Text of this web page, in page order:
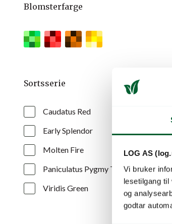
LOG AS
Vi bruker
lesetilgang
og
godtar
Blomsterfarge
Sortsserie
Caudatus Red
Early Splendor
Molten Fire
Paniculatus Pygmy Torch
Viridis Green